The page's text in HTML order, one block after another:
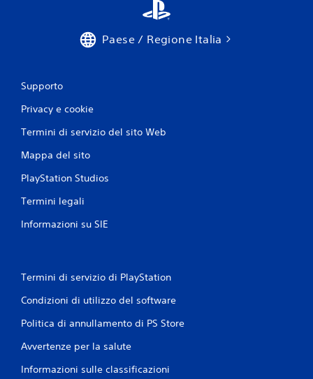
Paese / Regione Italia
Supporto
Privacy e cookie
Termini di servizio del sito Web
Mappa del sito
PlayStation Studios
Termini legali
Informazioni su SIE
Termini di servizio di PlayStation
Condizioni di utilizzo del software
Politica di annullamento di PS Store
Avvertenze per la salute
Informazioni sulle classificazioni